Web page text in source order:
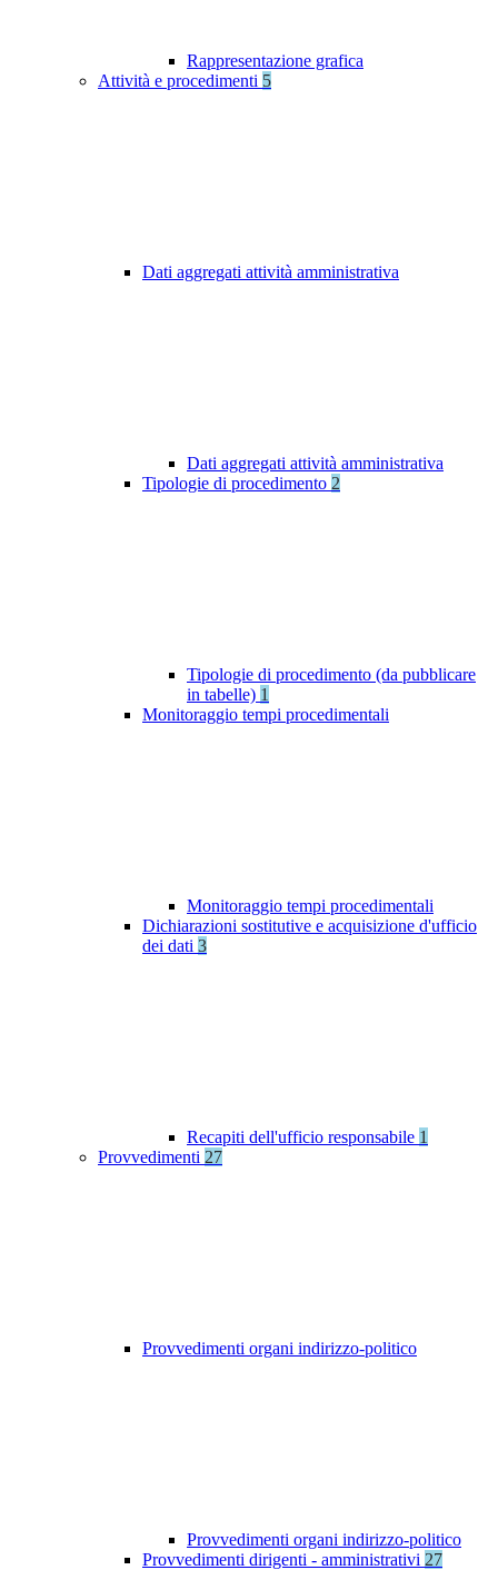
Rappresentazione grafica
Attività e procedimenti 5
Dati aggregati attività amministrativa
Dati aggregati attività amministrativa
Tipologie di procedimento 2
Tipologie di procedimento (da pubblicare
in tabelle) 1
Monitoraggio tempi procedimentali
Monitoraggio tempi procedimentali
Dichiarazioni sostitutive e acquisizione d'ufficio
dei dati 3
Recapiti dell'ufficio responsabile 1
Provvedimenti 27
Provvedimenti organi indirizzo-politico
Provvedimenti organi indirizzo-politico
Provvedimenti dirigenti - amministrativi 27